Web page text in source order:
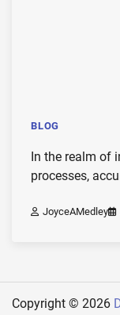
BLOG
In the realm of
processes,
JoyceAMedley
Copyright © 2026